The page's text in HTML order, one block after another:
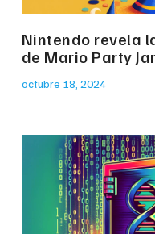
Nintendo revela
de Mario Party
octubre 18, 2024